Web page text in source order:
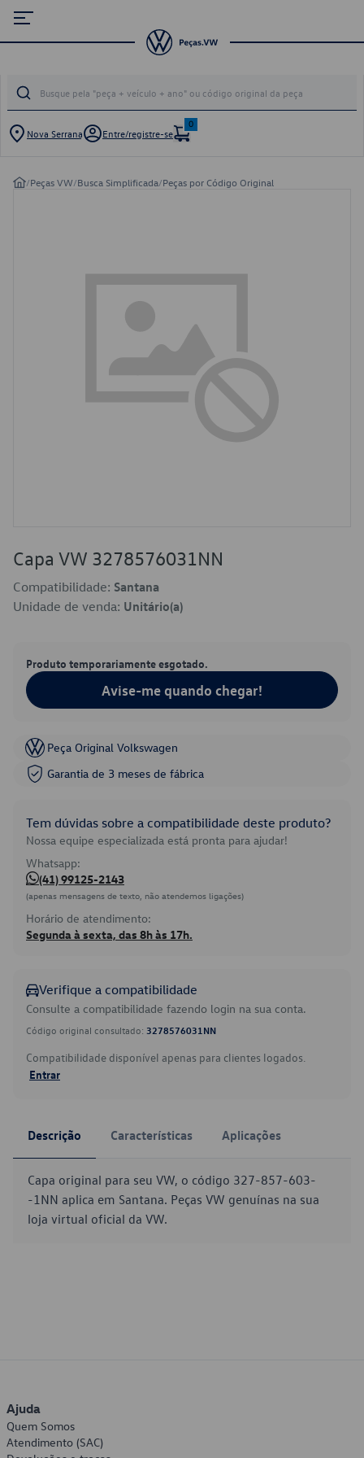
Nova Serrana Entre/registre-se
0
/Peças VW/Busca Simplificada/Peças por Código Original
Capa VW 3278576031NN
Compatibilidade: Santana
Unidade de venda: Unitário(a)
Produto temporariamente esgotado.
Avise-me quando chegar!
Peça Original Volkswagen
Garantia de 3 meses de fábrica
Tem dúvidas sobre a compatibilidade deste produto?
Nossa equipe especializada está pronta para ajudar!
Whatsapp:
(41) 99125-2143
(apenas mensagens de texto, não atendemos ligações)
Horário de atendimento:
Segunda à sexta, das 8h às 17h.
Verifique a compatibilidade
Consulte a compatibilidade fazendo login na sua conta.
Código original consultado: 3278576031NN
Compatibilidade disponível apenas para clientes logados.
Entrar
Descrição Características Aplicações
Capa original para seu VW, o código 327-857-603-
-1NN aplica em Santana. Peças VW genuínas na sua
loja virtual oficial da VW.
Ajuda
Quem Somos
Atendimento (SAC)